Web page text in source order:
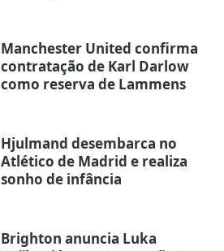
Manchester United confirma
contratação de Karl Darlow
como reserva de Lammens
Hjulmand desembarca no
Atlético de Madrid e realiza
sonho de infância
Brighton anuncia Luka